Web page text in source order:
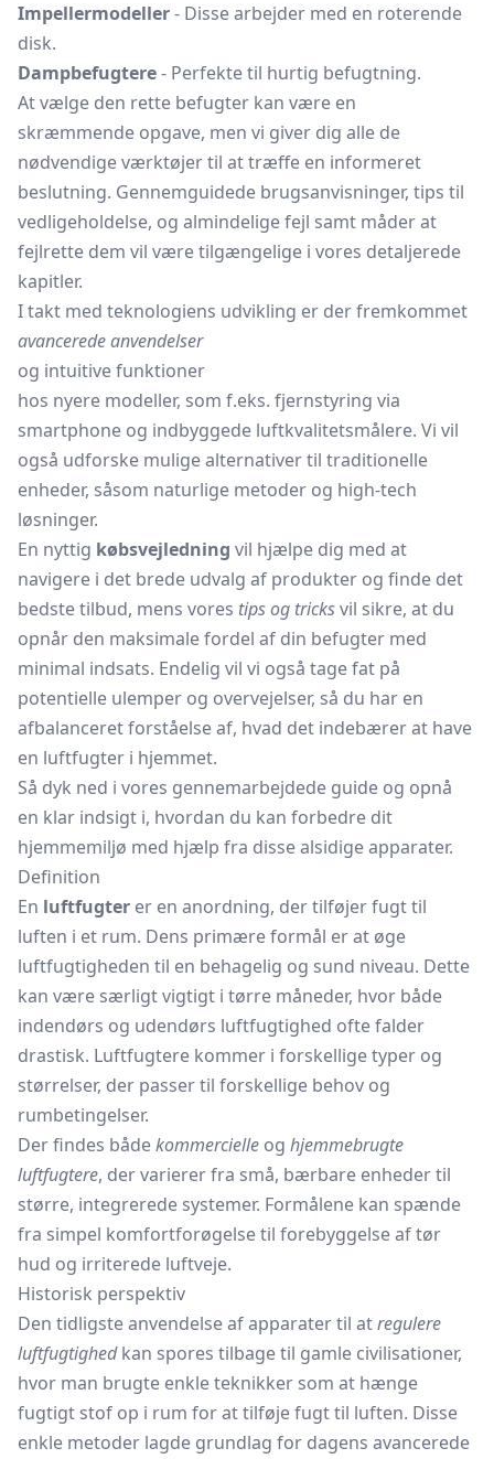
Impellermodeller- Disse arbejder med en roterende
disk.
Dampbefugtere- Perfekte til hurtig befugtning.
At vælge den rette befugter kan være en
skræmmende opgave, men vi giver dig alle de
nødvendige værktøjer til at træffe en informeret
beslutning. Gennemguidede brugsanvisninger, tips til
vedligeholdelse, og almindelige fejl samt måder at
fejlrette dem vil være tilgængelige i vores detaljerede
kapitler.
I takt med teknologiens udvikling er der fremkommet
avancerede anvendelser
og intuitive funktioner
hos nyere modeller, som f.eks. fjernstyring via
smartphone og indbyggede luftkvalitetsmålere. Vi vil
også udforske mulige alternativer til traditionelle
enheder, såsom naturlige metoder og high-tech
løsninger.
En nyttig købsvejledning vil hjælpe dig med at
navigere i det brede udvalg af produkter og finde det
bedste tilbud, mens vores tips og tricksvil sikre, at du
opnår den maksimale fordel af din befugter med
minimal indsats. Endelig vil vi også tage fat på
potentielle ulemper og overvejelser, så du har en
afbalanceret forståelse af, hvad det indebærer at have
en luftfugter i hjemmet.
Så dyk ned i vores gennemarbejdede guide og opnå
en klar indsigt i, hvordan du kan forbedre dit
hjemmemiljø med hjælp fra disse alsidige apparater.
Definition
En luftfugter er en anordning, der tilføjer fugt til
luften i et rum. Dens primære formål er at øge
luftfugtigheden til en behagelig og sund niveau. Dette
kan være særligt vigtigt i tørre måneder, hvor både
indendørs og udendørs luftfugtighed ofte falder
drastisk. Luftfugtere kommer i forskellige typer og
størrelser, der passer til forskellige behov og
rumbetingelser.
Der findes bådekommercielle og hjemmebrugte
luftfugtere, der varierer fra små, bærbare enheder til
større, integrerede systemer. Formålene kan spænde
fra simpel komfortforøgelse til forebyggelse af tør
hud og irriterede luftveje.
Historisk perspektiv
Den tidligste anvendelse af apparater til atregulere
luftfugtighedkan spores tilbage til gamle civilisationer,
hvor man brugte enkle teknikker som at hænge
fugtigt stof op i rum for at tilføje fugt til luften. Disse
enkle metoder lagde grundlag for dagens avancerede